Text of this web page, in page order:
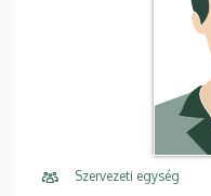
Szervezeti egység